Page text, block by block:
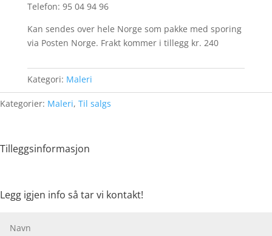
Telefon: 95 04 94 96
Kan sendes over hele Norge som pakke med sporing
via Posten Norge. Frakt kommer i tillegg kr. 240
Kategori: Maleri
Kategorier: Maleri, Til salgs
Tilleggsinformasjon
Legg igjen info så tar vi kontakt!